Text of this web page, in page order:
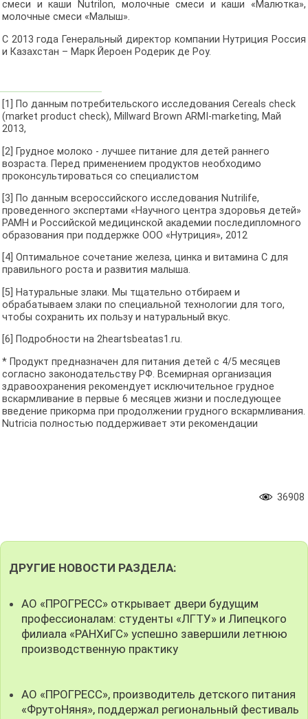
смеси и каши Nutrilon, молочные смеси и каши «Малютка»,
молочные смеси «Малыш».
С 2013 года Генеральный директор компании Нутриция Россия
и Казахстан – Марк Йероен Родерик де Роу.
[1] По данным потребительского исследования Cereals check
(market product check), Millward Brown ARMI-marketing, Май
2013,
[2] Грудное молоко - лучшее питание для детей раннего
возраста. Перед применением продуктов необходимо
проконсультироваться со специалистом
[3] По данным всероссийского исследования Nutrilife,
проведенного экспертами «Научного центра здоровья детей»
РАМН и Российской медицинской академии последипломного
образования при поддержке ООО «Нутриция», 2012
[4] Оптимальное сочетание железа, цинка и витамина С для
правильного роста и развития малыша.
[5] Натуральные злаки. Мы тщательно отбираем и
обрабатываем злаки по специальной технологии для того,
чтобы сохранить их пользу и натуральный вкус.
[6] Подробности на 2heartsbeatas1.ru.
* Продукт предназначен для питания детей с 4/5 месяцев
согласно законодательству РФ. Всемирная организация
здравоохранения рекомендует исключительное грудное
вскармливание в первые 6 месяцев жизни и последующее
введение прикорма при продолжении грудного вскармливания.
Nutricia полностью поддерживает эти рекомендации
36908
ДРУГИЕ НОВОСТИ РАЗДЕЛА:
АО «ПРОГРЕСС» открывает двери будущим
профессионалам: студенты «ЛГТУ» и Липецкого
филиала «РАНХиГС» успешно завершили летнюю
производственную практику
АО «ПРОГРЕСС», производитель детского питания
«ФрутоНяня», поддержал региональный фестиваль